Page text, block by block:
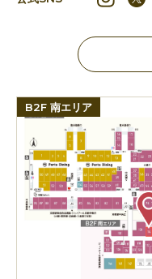
B2F 南エリア